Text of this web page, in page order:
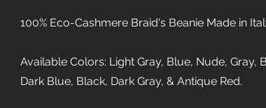
100% Eco-Cashmere Braid's Beanie Made in
Available Colors: Light Gray, Blue, Nude, Gray,
Dark Blue, Black, Dark Gray, & Antique Red.